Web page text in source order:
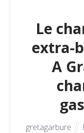
Le
extra-
A
gretagarbure